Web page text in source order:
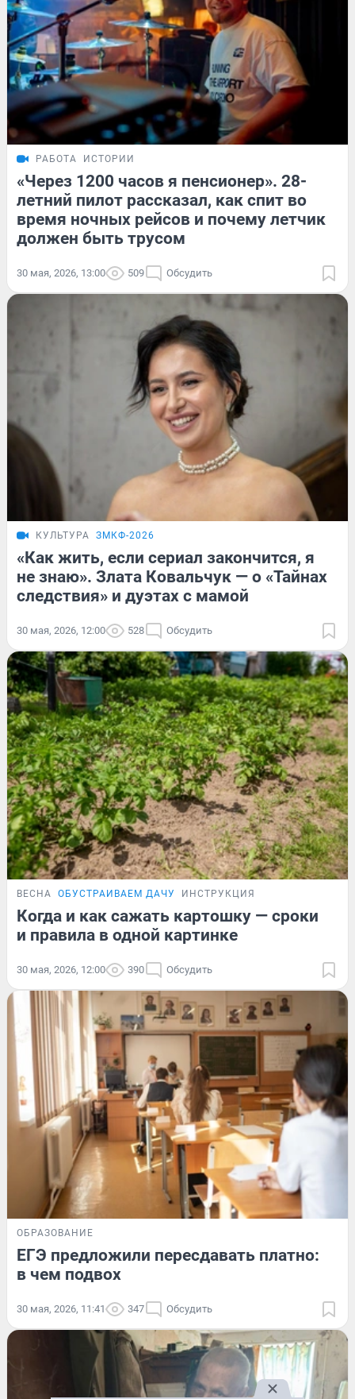
РАБОТА ИСТОРИИ
«Через 1200 часов я пенсионер». 28-
летний пилот рассказал, как спит во
время ночных рейсов и почему летчик
должен быть трусом
30 мая, 2026, 13:00 509 Обсудить
КУЛЬТУРА ЗМКФ-2026
«Как жить, если сериал закончится, я
не знаю». Злата Ковальчук — о «Тайнах
следствия» и дуэтах с мамой
30 мая, 2026, 12:00 528 Обсудить
ВЕСНА ОБУСТРАИВАЕМ ДАЧУ ИНСТРУКЦИЯ
Когда и как сажать картошку — сроки
и правила в одной картинке
30 мая, 2026, 12:00 390 Обсудить
ОБРАЗОВАНИЕ
ЕГЭ предложили пересдавать платно:
в чем подвох
30 мая, 2026, 11:41 347 Обсудить